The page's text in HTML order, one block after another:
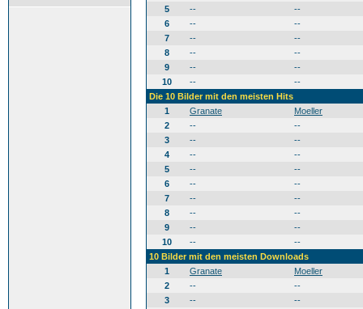
5
--
--
6
--
--
7
--
--
8
--
--
9
--
--
10
--
--
Die 10 Bilder mit den meisten Hits
1
Granate
Moeller
2
--
--
3
--
--
4
--
--
5
--
--
6
--
--
7
--
--
8
--
--
9
--
--
10
--
--
10 Bilder mit den meisten Downloads
1
Granate
Moeller
2
--
--
3
--
--